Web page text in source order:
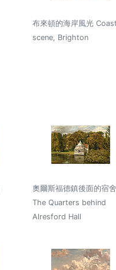
布來頓的海岸風光
scene, Brighton
奧爾斯福德鎮後面的宿舍
The Quarters behind
Alresford Hall